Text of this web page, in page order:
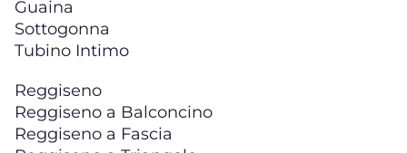
Guaina
Sottogonna
Tubino Intimo
Reggiseno
Reggiseno a Balconcino
Reggiseno a Fascia